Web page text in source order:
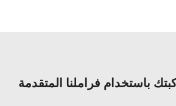
باستخدام فراملنا المتقدمة